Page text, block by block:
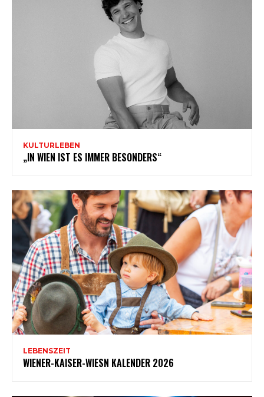
KULTURLEBEN
„IN WIEN IST ES IMMER BESONDERS“
LEBENSZEIT
WIENER-KAISER-WIESN KALENDER 2026